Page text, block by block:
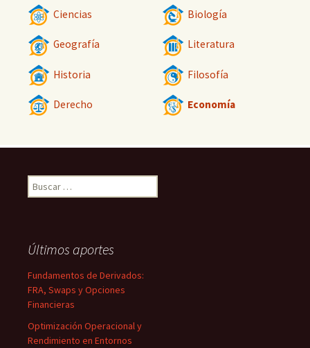
Ciencias Biología
Geografía Literatura
Historia Filosofía
Derecho Economía
Buscar:
Últimos aportes
Fundamentos de Derivados:
FRA, Swaps y Opciones
Financieras
Optimización Operacional y
Rendimiento en Entornos